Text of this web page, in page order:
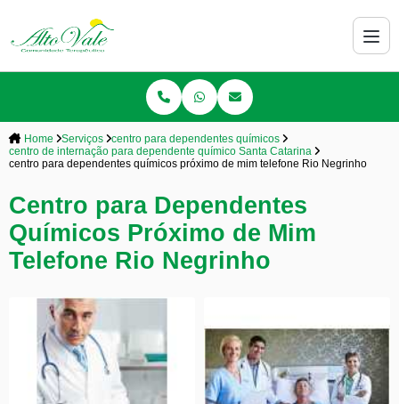
Home Serviços
centro para dependentes químicos
centro de internação para dependente químico Santa Catarina
centro para dependentes químicos próximo de mim telefone Rio Negrinho
Centro para Dependentes
Químicos Próximo de Mim
Telefone Rio Negrinho